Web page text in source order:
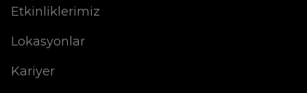
Etkinliklerimiz
Lokasyonlar
Kariyer